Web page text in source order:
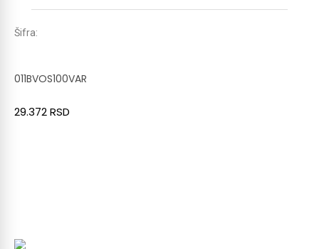
Šifra:
011BVOS100VAR
29.372RSD